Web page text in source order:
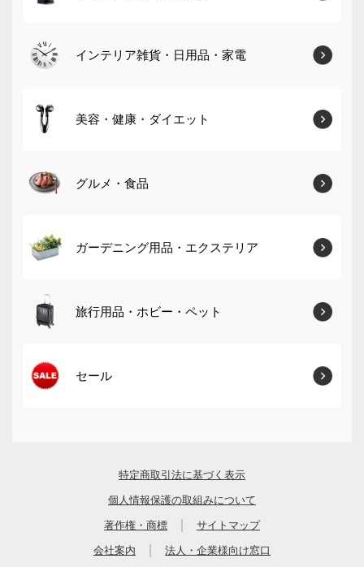
インテリア雑貨・日用品・家電
美容・健康・ダイエット
グルメ・食品
ガーデニング用品・エクステリア
旅行用品・ホビー・ペット
セール
特定商取引法に基づく表示
個人情報保護の取組みについて
著作権・商標 サイトマップ
会社案内 法人・企業様向け窓口